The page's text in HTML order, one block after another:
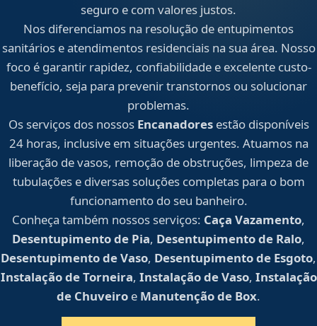
seguro e com valores justos.
Nos diferenciamos na resolução de entupimentos
sanitários e atendimentos residenciais na sua área. Nosso
foco é garantir rapidez, confiabilidade e excelente custo-
benefício, seja para prevenir transtornos ou solucionar
problemas.
Os serviços dos nossos Encanadoresestão disponíveis
24 horas, inclusive em situações urgentes. Atuamos na
liberação de vasos, remoção de obstruções, limpeza de
tubulações e diversas soluções completas para o bom
funcionamento do seu banheiro.
Conheça também nossos serviços: Caça Vazamento,
Desentupimento de Pia, Desentupimento de Ralo,
Desentupimento de Vaso, Desentupimento de Esgoto,
Instalação de Torneira, Instalação de Vaso, Instalação
de Chuveiro e Manutenção de Box.